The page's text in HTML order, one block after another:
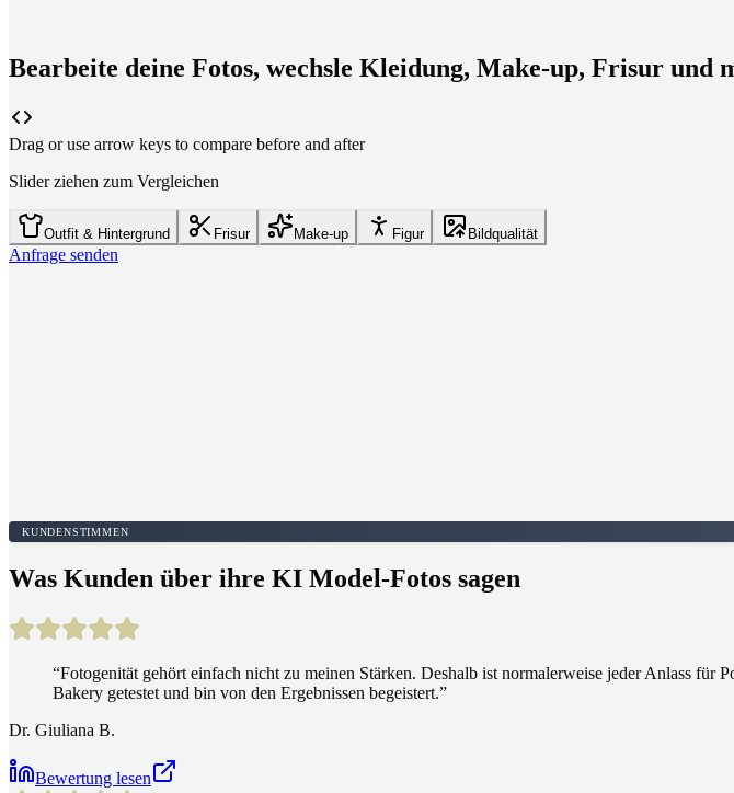
Bearbeite deine Fotos, wechsle Kleidung, Make-up, Frisur und
Drag or use arrow keys to compare before and after
Slider ziehen zum Vergleichen
Outfit & Hintergrund Frisur Make-up Figur Bildqualität
Anfrage senden
KUNDENSTIMMEN
Was Kunden über ihre KI Model-Fotos sagen
“Fotogenität gehört einfach nicht zu meinen Stärken. Deshalb ist normalerweise jeder Anlass
Bakery getestet und bin von den Ergebnissen begeistert.”
Dr. Giuliana B.
Bewertung lesen